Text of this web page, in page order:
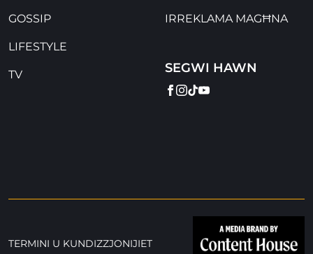
GOSSIP
LIFESTYLE
TV
IRREKLAMA MAGĦNA
SEGWI HAWN
FACEBOOK
INSTAGRAM
TIKTOK
YOUTUBE
TERMINI U KUNDIZZJONIJIET